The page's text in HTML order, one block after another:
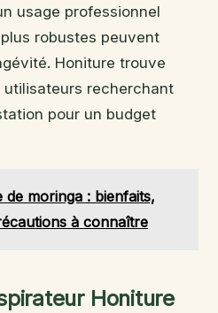
usage professionnel
robustes peuvent
Honiture trouve
recherchant
pour un budget
de moringa : bienfaits,
à connaître
Honiture